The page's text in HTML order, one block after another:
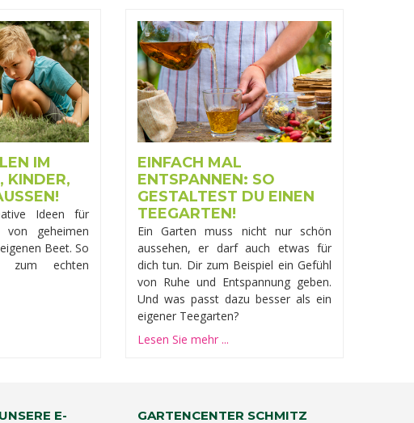
IM
KINDER,
Ideen für
geheimen
Beet. So
zum echten
EINFACH MAL
ENTSPANNEN: SO
GESTALTEST DU EINEN
TEEGARTEN!
Ein Garten muss nicht nur schön
aussehen, er darf auch etwas für
dich tun. Dir zum Beispiel ein Gefühl
von Ruhe und Entspannung geben.
Und was passt dazu besser als ein
eigener Teegarten?
Lesen Sie mehr ...
E- GARTENCENTER SCHMITZ